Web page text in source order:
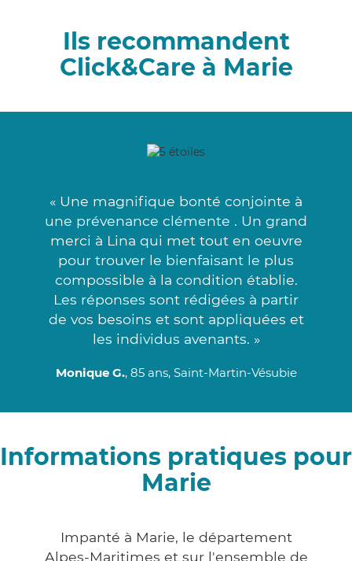
Ils recommandent
Click&Care à Marie
« Une magnifique bonté conjointe à
une prévenance clémente . Un grand
merci à Lina qui met tout en oeuvre
pour trouver le bienfaisant le plus
compossible à la condition établie.
Les réponses sont rédigées à partir
de vos besoins et sont appliquées et
les individus avenants. »
Monique G., 85 ans, Saint-Martin-Vésubie
Informations pratiques pour
Marie
Impanté à Marie, le département
Alpes-Maritimes et sur l'ensemble de